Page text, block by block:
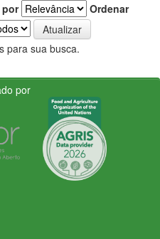
por
Ordenar
para sua busca.
por